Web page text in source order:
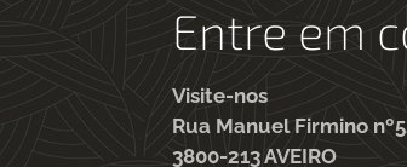
Entre em
Visite-nos
Rua Manuel Firmino
3800-213 AVEIRO